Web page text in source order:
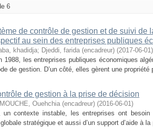
6
de contrôle de gestion et de suivi de
au sein des entreprises publiques
khadidja; Djeddi, farida (encadreur) (2017-06-01)
1988, les entreprises publiques économiques
de gestion. D’un côté, elles gèrent une propriété
de gestion à la prise de décision
Ouehchia (encadreur) (2016-06-01)
contexte instable, les entreprises ont
stratégique et aussi d’un support d’aide à